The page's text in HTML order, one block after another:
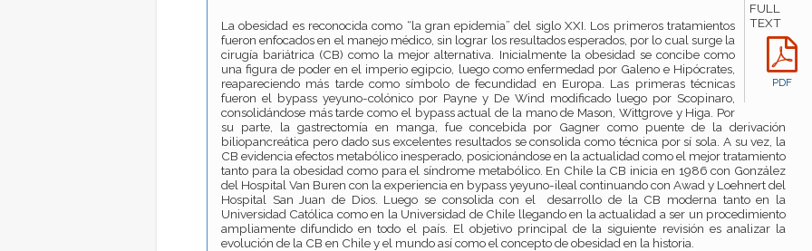
FULL
TEXT
PDF
La obesidad es reconocida como “la gran epidemia” del siglo XXI. Los primeros tratamientos
fueron enfocados en el manejo médico, sin lograr los resultados esperados, por lo cual surge la
cirugía bariátrica (CB) como la mejor alternativa. Inicialmente la obesidad se concibe como
una figura de poder en el imperio egipcio, luego como enfermedad por Galeno e Hipócrates,
reapareciendo más tarde como símbolo de fecundidad en Europa. Las primeras técnicas
fueron el bypass yeyuno-colónico por Payne y De Wind modificado luego por Scopinaro,
consolidándose más tarde como el bypass actual de la mano de Mason, Wittgrove y Higa. Por
su parte, la gastrectomía en manga, fue concebida por Gagner como puente de la derivación
biliopancreática pero dado sus excelentes resultados se consolida como técnica por sí sola. A su vez, la
CB evidencia efectos metabólico inesperado, posicionándose en la actualidad como el mejor tratamiento
tanto para la obesidad como para el síndrome metabólico. En Chile la CB inicia en 1986 con González
del Hospital Van Buren con la experiencia en bypass yeyuno-ileal continuando con Awad y Loehnert del
Hospital San Juan de Dios. Luego se consolida con el desarrollo de la CB moderna tanto en la
Universidad Católica como en la Universidad de Chile llegando en la actualidad a ser un procedimiento
ampliamente difundido en todo el país. El objetivo principal de la siguiente revisión es analizar la
evolución de la CB en Chile y el mundo así como el concepto de obesidad en la historia.